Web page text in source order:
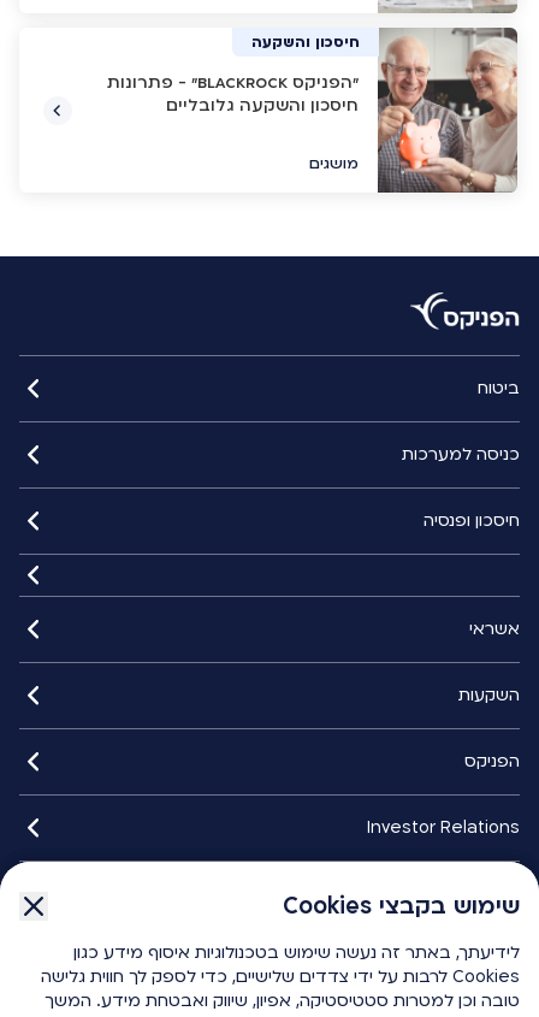
שימוש בקבצי Cookies
לידיעתך, באתר זה נעשה שימוש בטכנולוגיות איסוף מידע כגון
Cookies לרבות על ידי צדדים שלישיים, כדי לספק לך חווית גלישה
טובה וכן למטרות סטטיסטיקה, אפיון, שיווק ואבטחת מידע. המשך
חיסכון והשקעה
"הפניקס BlackRock" - פתרונות
חיסכון והשקעה גלובליים
מושגים
ביטוח
כניסה למערכות
חיסכון ופנסיה
אשראי
השקעות
הפניקס
Investor Relations
הפניקס smart
שימוש בקבצי Cookies
לידיעתך, באתר זה נעשה שימוש בטכנולוגיות איסוף מידע כגון
Cookies לרבות על ידי צדדים שלישיים, כדי לספק לך חווית גלישה
טובה וכן למטרות סטטיסטיקה, אפיון, שיווק ואבטחת מידע. המשך